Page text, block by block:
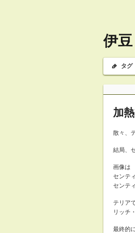
伊
タグ
加
散々、
結局、
画像は
センテ
センテ
テリア
リッチ
最終的